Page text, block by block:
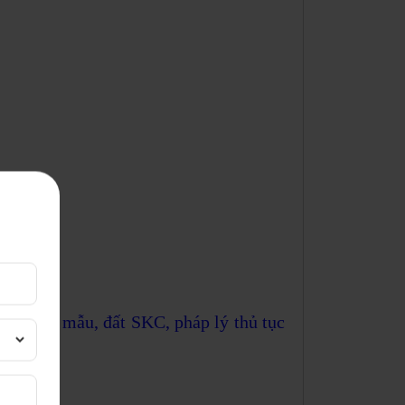
đất mẫu, đất SKC, pháp lý thủ tục